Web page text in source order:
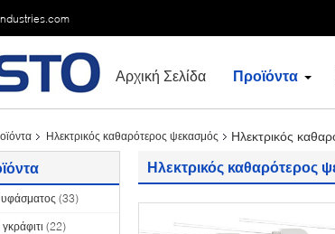
Αρχική Σελίδα Προϊόντα
Ηλεκτρικός καθαρότερος ψεκασμός Ηλεκτρικός
(33)
(22)
Ηλεκτρικός καθαρότερος